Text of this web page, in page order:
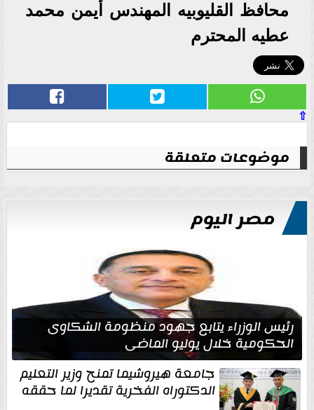
محافظ القليوبيه المهندس أيمن محمد
عطيه المحترم
⇧
موضوعات متعلقة
مصر اليوم
رئيس الوزراء يتابع جهود منظومة الشكاوى
الحكومية خلال يوليو الماضي
جامعة هيروشيما تمنح وزير التعليم
الدكتوراه الفخرية تقديرا لما حققه